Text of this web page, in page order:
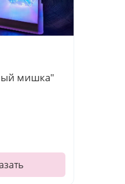
мишка"